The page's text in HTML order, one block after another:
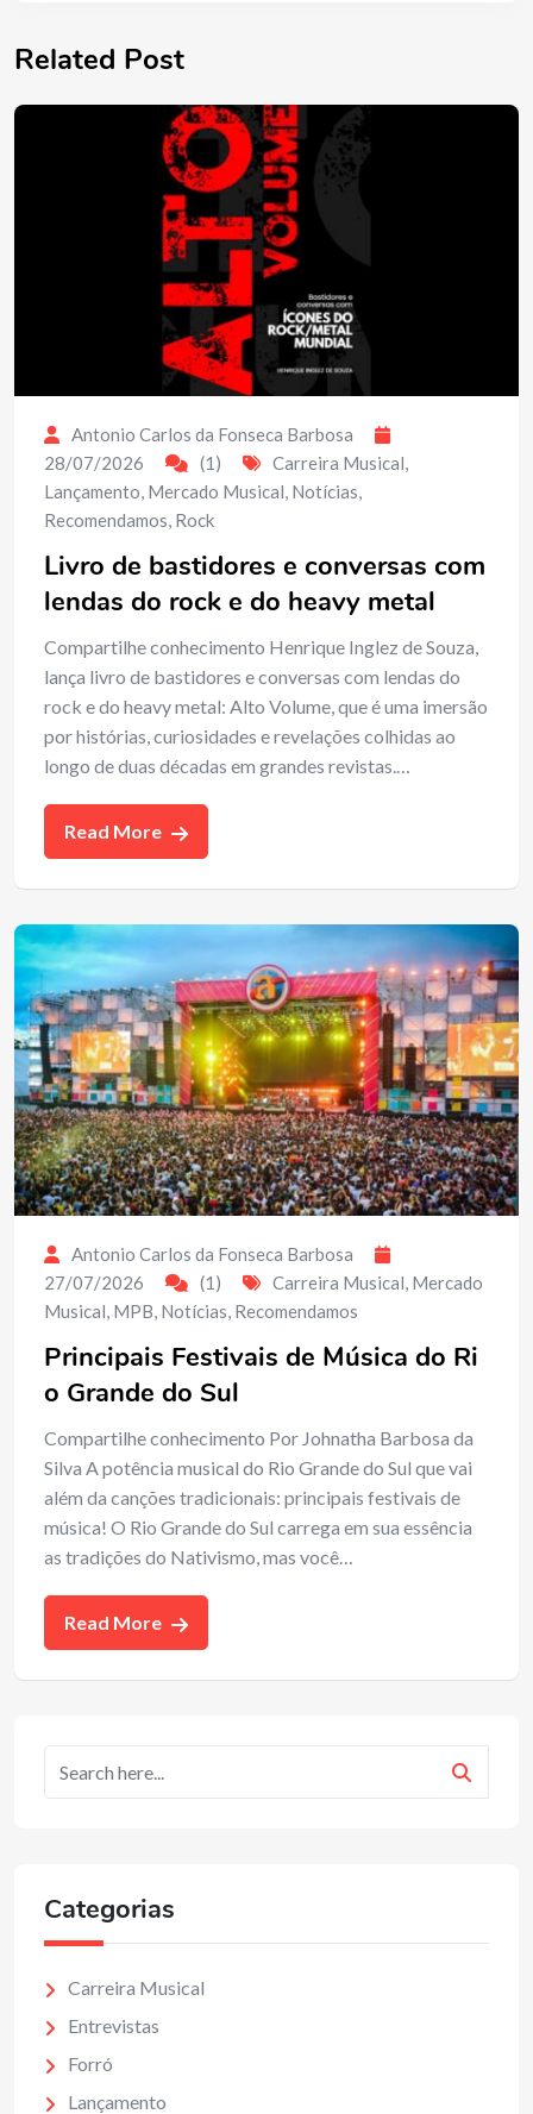
Related Post
Antonio Carlos da Fonseca Barbosa
28/07/2026
(1) Carreira Musical,
Lançamento, Mercado Musical, Notícias,
Recomendamos, Rock
Livro de bastidores e conversas com
lendas do rock e do heavy metal
Compartilhe conhecimento Henrique Inglez de Souza,
lança livro de bastidores e conversas com lendas do
rock e do heavy metal: Alto Volume, que é uma imersão
por histórias, curiosidades e revelações colhidas ao
longo de duas décadas em grandes revistas.…
Read More
Antonio Carlos da Fonseca Barbosa
27/07/2026
(1) Carreira Musical, Mercado
Musical, MPB, Notícias, Recomendamos
Principais Festivais de Música do Ri
o Grande do Sul
Compartilhe conhecimento Por Johnatha Barbosa da
Silva A potência musical do Rio Grande do Sul que vai
além da canções tradicionais: principais festivais de
música! O Rio Grande do Sul carrega em sua essência
as tradições do Nativismo, mas você…
Read More
Categorias
Carreira Musical
Entrevistas
Forró
Lançamento